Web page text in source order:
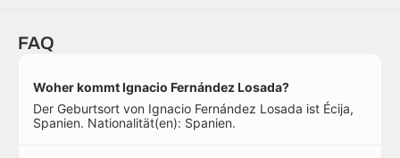
FAQ
Woher kommt Ignacio Fernández Losada?
Der Geburtsort von Ignacio Fernández Losada ist Écija,
Spanien. Nationalität(en): Spanien.